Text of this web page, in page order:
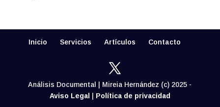
Inicio Servicios Artículos Contacto
Análisis Documental | Mireia Hernández (c) 2025 -
Aviso Legal
Política de privacidad